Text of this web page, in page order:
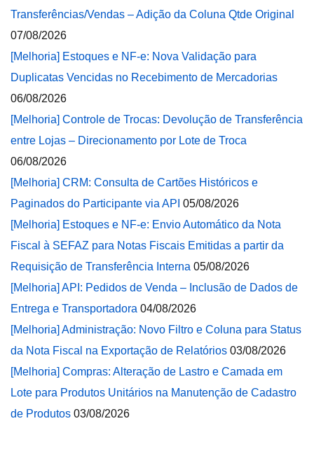
Transferências/Vendas – Adição da Coluna Qtde Original
07/08/2026
[Melhoria] Estoques e NF-e: Nova Validação para
Duplicatas Vencidas no Recebimento de Mercadorias
06/08/2026
[Melhoria] Controle de Trocas: Devolução de Transferência
entre Lojas – Direcionamento por Lote de Troca
06/08/2026
[Melhoria] CRM: Consulta de Cartões Históricos e
Paginados do Participante via API 05/08/2026
[Melhoria] Estoques e NF-e: Envio Automático da Nota
Fiscal à SEFAZ para Notas Fiscais Emitidas a partir da
Requisição de Transferência Interna 05/08/2026
[Melhoria] API: Pedidos de Venda – Inclusão de Dados de
Entrega e Transportadora 04/08/2026
[Melhoria] Administração: Novo Filtro e Coluna para Status
da Nota Fiscal na Exportação de Relatórios 03/08/2026
[Melhoria] Compras: Alteração de Lastro e Camada em
Lote para Produtos Unitários na Manutenção de Cadastro
de Produtos 03/08/2026